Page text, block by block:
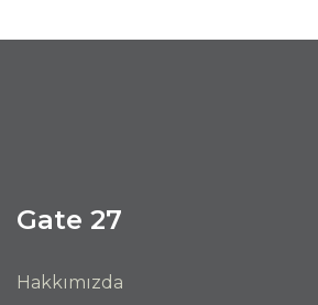
Gate 27
Hakkımızda